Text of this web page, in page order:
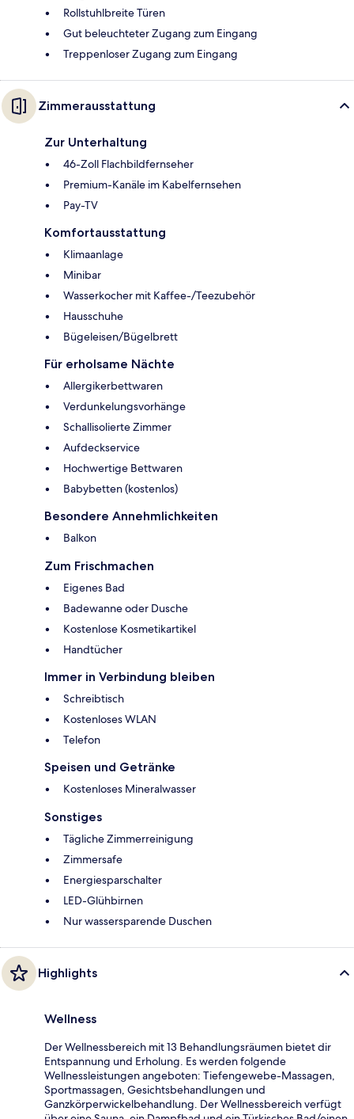
Rollstuhlbreite Türen
Gut beleuchteter Zugang zum Eingang
Treppenloser Zugang zum Eingang
Zimmerausstattung
Zur Unterhaltung
46-Zoll Flachbildfernseher
Premium-Kanäle im Kabelfernsehen
Pay-TV
Komfortausstattung
Klimaanlage
Minibar
Wasserkocher mit Kaffee-/Teezubehör
Hausschuhe
Bügeleisen/Bügelbrett
Für erholsame Nächte
Allergikerbettwaren
Verdunkelungsvorhänge
Schallisolierte Zimmer
Aufdeckservice
Hochwertige Bettwaren
Babybetten (kostenlos)
Besondere Annehmlichkeiten
Balkon
Zum Frischmachen
Eigenes Bad
Badewanne oder Dusche
Kostenlose Kosmetikartikel
Handtücher
Immer in Verbindung bleiben
Schreibtisch
Kostenloses WLAN
Telefon
Speisen und Getränke
Kostenloses Mineralwasser
Sonstiges
Tägliche Zimmerreinigung
Zimmersafe
Energiesparschalter
LED-Glühbirnen
Nur wassersparende Duschen
Highlights
Wellness
Der Wellnessbereich mit 13 Behandlungsräumen bietet dir
Entspannung und Erholung. Es werden folgende
Wellnessleistungen angeboten: Tiefengewebe-Massagen,
Sportmassagen, Gesichtsbehandlungen und
Ganzkörperwickelbehandlung. Der Wellnessbereich verfügt